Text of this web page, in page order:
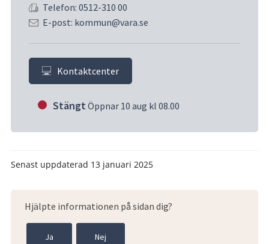
Telefon: 0512-310 00
E-post: kommun@vara.se
Kontaktcenter
Stängt Öppnar 10 aug kl 08.00
Senast uppdaterad 13 januari 2025
Hjälpte informationen på sidan dig?
Ja Nej